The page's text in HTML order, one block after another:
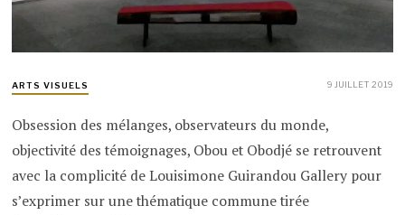
ARTS VISUELS 9 JUILLET 2019
Obsession des mélanges, observateurs du monde,
objectivité des témoignages, Obou et Obodjé se retrouvent
avec la complicité de Louisimone Guirandou Gallery pour
s’exprimer sur une thématique commune tirée